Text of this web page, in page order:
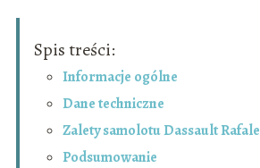
Spis treści:
Informacje ogólne
Dane techniczne
Zalety samolotu Dassault Rafale
Podsumowanie